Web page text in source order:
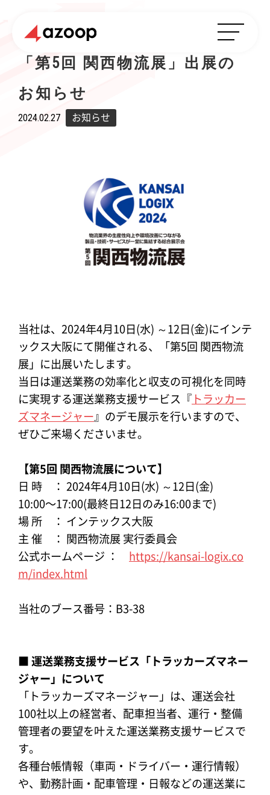
「第5回 関西物流展」出展の
お知らせ
2024.02.27 お知らせ
当社は、2024年4月10日(水) ～12日(金)にインテ
ックス大阪にて開催される、「第5回 関西物流
展」に出展いたします。
当日は運送業務の効率化と収支の可視化を同時
に実現する運送業務支援サービス『 トラッカー
ズマネージャー 』のデモ展示を行いますので、
ぜひご来場くださいませ。
【第5回 関西物流展について】
日 時 ： 2024年4月10日(水) ～12日(金)
10:00〜17:00(最終日12日のみ16:00まで)
場 所 ： インテックス大阪
主 催 ： 関西物流展 実行委員会
公式ホームページ ：
https://kansai-logix.co
m/index.html
当社のブース番号：B3-38
■ 運送業務支援サービス「トラッカーズマネー
ジャー」について
「トラッカーズマネージャー」は、運送会社
100社以上の経営者、配車担当者、運行・整備
管理者の要望を叶えた運送業務支援サービスで
す。
各種台帳情報（車両・ドライバー・運行情報）
や、勤務計画・配車管理・日報などの運送業に